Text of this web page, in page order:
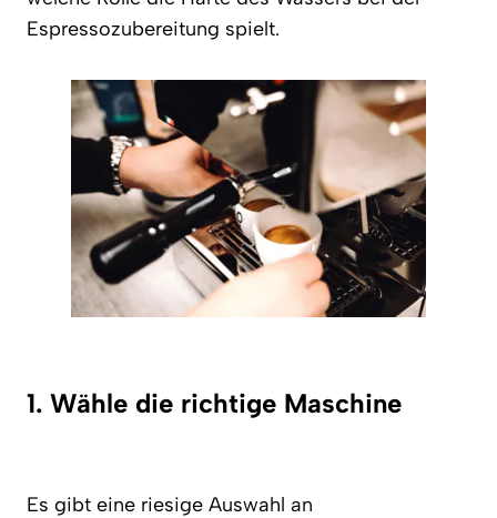
Espressozubereitung spielt.
1. Wähle die richtige Maschine
Es gibt eine riesige Auswahl an